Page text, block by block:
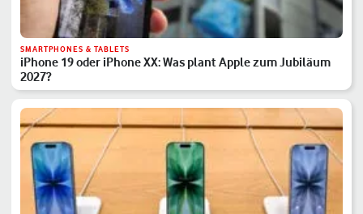
SMARTPHONES & TABLETS
iPhone 19 oder iPhone XX: Was plant Apple zum Jubiläum
2027?